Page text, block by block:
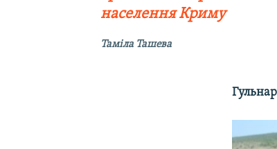
населення Криму
Таміла Ташева